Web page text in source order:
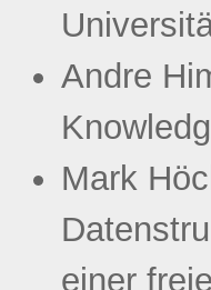
Andre
Mark
einer